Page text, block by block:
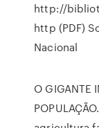
http://
http (PDF)
Nacional
O GIGANTE